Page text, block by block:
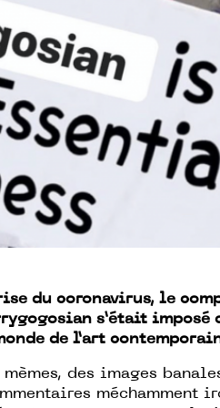
du coronavirus, le
s’était imposé
de l’art
des images
méchamment